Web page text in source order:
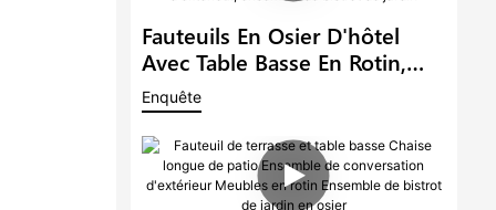
Fauteuils En Osier D'hôtel
Avec Table Basse En Rotin,
Ensemble De Conversation
Pour Balcon, Meubles De
Patio, Chaise De Salle À
Manger D'extérieur, Ensemble
De Bistrot De Jardin
Enquête